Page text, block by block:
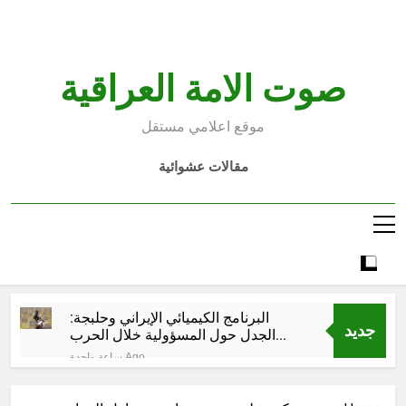
صوت الامة العراقية
موقع اعلامي مستقل
مقالات عشوائية
جديد
البرنامج الكيميائي الإيراني وحلبجة:
الجدل حول المسؤولية خلال الحرب
الإيرانية–العراقية
ساعة واحدة Ago